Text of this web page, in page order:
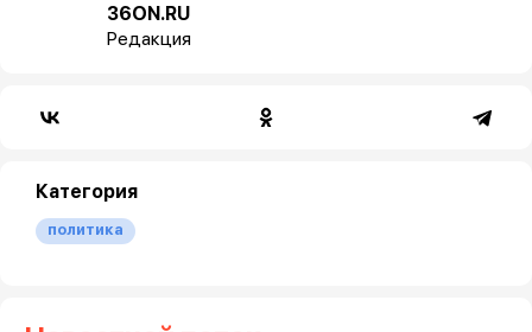
36ON.RU
Редакция
Категория
политика